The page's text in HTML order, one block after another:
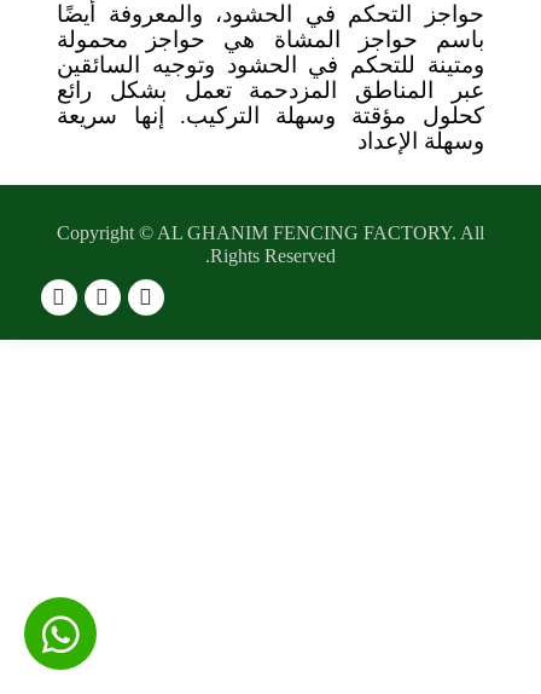
حواجز التحكم في الحشود، والمعروفة أيضًا
باسم حواجز المشاة هي حواجز محمولة
ومتينة للتحكم في الحشود وتوجيه السائقين
عبر المناطق المزدحمة تعمل بشكل رائع
كحلول مؤقتة وسهلة التركيب. إنها سريعة
وسهلة الإعداد
Copyright ©​ AL GHANIM FENCING FACTORY. All
Rights Reserved.